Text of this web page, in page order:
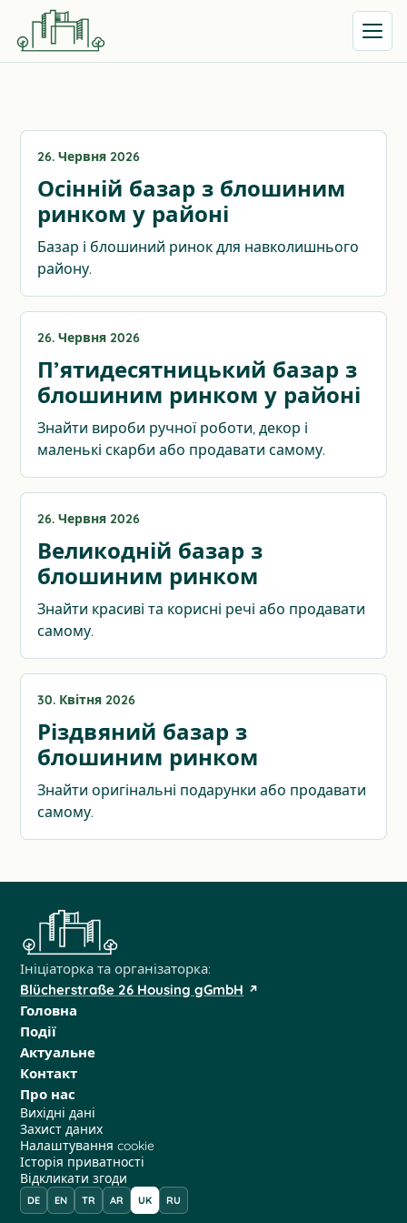
26. Червня 2026
Осінній базар з блошиним
ринком у районі
Базар і блошиний ринок для навколишнього
району.
26. Червня 2026
П’ятидесятницький базар з
блошиним ринком у районі
Знайти вироби ручної роботи, декор і
маленькі скарби або продавати самому.
26. Червня 2026
Великодній базар з
блошиним ринком
Знайти красиві та корисні речі або продавати
самому.
30. Квітня 2026
Різдвяний базар з
блошиним ринком
Знайти оригінальні подарунки або продавати
самому.
Ініціаторка та організаторка:
Blücherstraße 26 Housing gGmbH
Головна
Події
Актуальне
Контакт
Про нас
Вихідні дані
Захист даних
Налаштування cookie
Історія приватності
Відкликати згоди
DE EN TR AR UK RU